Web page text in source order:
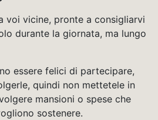
voi vicine, pronte a consigliarvi
durante la giornata, ma lungo
essere felici di partecipare,
quindi non mettetele in
mansioni o spese che
sostenere.